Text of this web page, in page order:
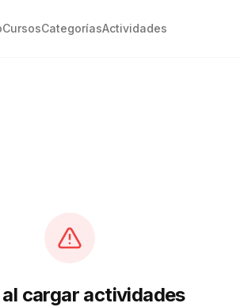
CursosCategoríasActividades
cargar actividades